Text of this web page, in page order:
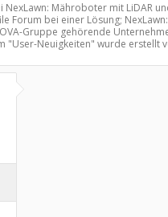
NexLawn: Mähroboter mit LiDAR
Forum bei einer Lösung;
Gruppe gehörende
"User-Neuigkeiten" wurde erstellt